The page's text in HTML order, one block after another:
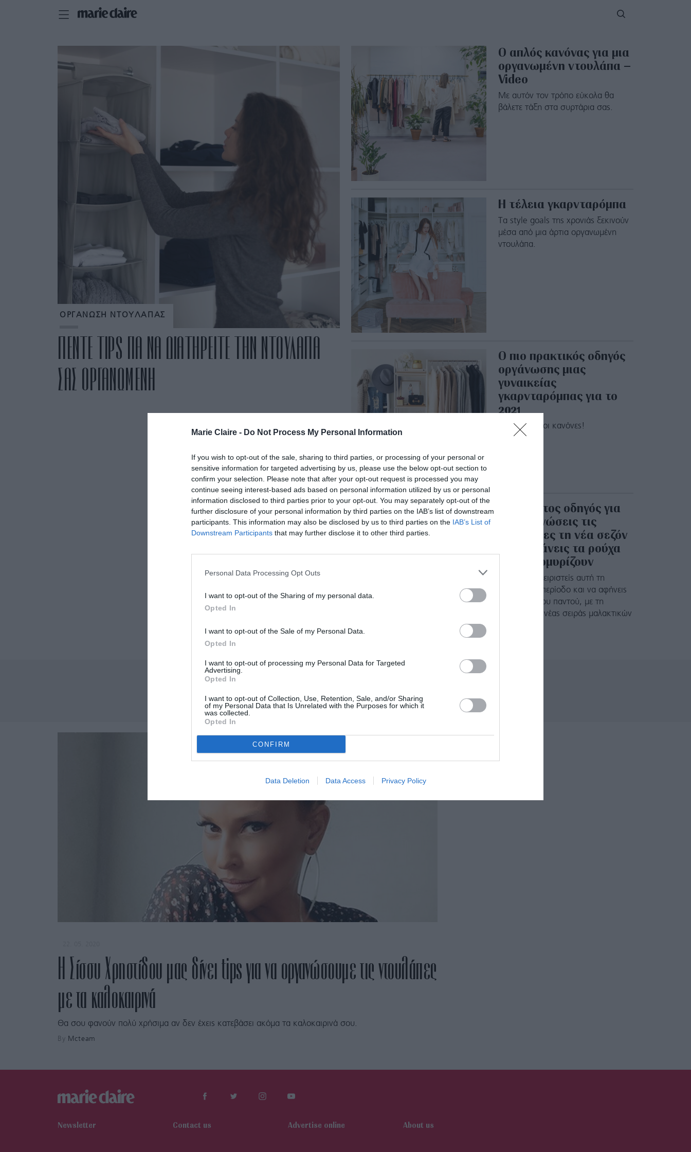
Marie Claire - Do Not Process My Personal Information
If you wish to opt-out of the sale, sharing to third parties, or processing of your personal or
sensitive information for targeted advertising by us, please use the below opt-out section to
confirm your selection. Please note that after your opt-out request is processed you may
continue seeing interest-based ads based on personal information utilized by us or personal
information disclosed to third parties prior to your opt-out. You may separately opt-out of the
further disclosure of your personal information by third parties on the IAB’s list of downstream
participants. This information may also be disclosed by us to third parties on the IAB’s List of
Downstream Participants that may further disclose it to other third parties.
Personal Data Processing Opt Outs
I want to opt-out of the Sharing of my personal data.
Opted In
I want to opt-out of the Sale of my Personal Data.
Opted In
I want to opt-out of processing my Personal Data for Targeted
Advertising.
Opted In
I want to opt-out of Collection, Use, Retention, Sale, and/or Sharing
of my Personal Data that Is Unrelated with the Purposes for which it
was collected.
Opted In
CONFIRM
Data Deletion Data Access Privacy Policy
ΟΡΓΑΝΩΣΗ ΝΤΟΥΛΑΠΑΣ
ΠΕΝΤΕ TIPS ΓΙΑ ΝΑ ΔΙΑΤΗΡΕΙΤΕ ΤΗΝ ΝΤΟΥΛΑΠΑ
ΣΑΣ ΟΡΓΑΝΩΜΕΝΗ
Ο απλός κανόνας για μια
οργανωμένη ντουλάπα –
Video
Με αυτόν τον τρόπο εύκολα θα
βάλετε τάξη στα συρτάρια σας.
Η τέλεια γκαρνταρόμπα
Τα style goals της χρονιάς ξεκινούν
μέσα από μια άρτια οργανωμένη
ντουλάπα.
Ο πιο πρακτικός οδηγός
οργάνωσης μιας
γυναικείας
γκαρνταρόμπας για το
2021
Νέο έτος, νέοι κανόνες!
Ο απόλυτος οδηγός για
να οργανώσεις τις
ντουλάπες τη νέα σεζόν
και να κάνεις τα ρούχα
να μοσχομυρίζουν
Πώς να διαχειριστείς αυτή τη
μεταβατική περίοδο και να αφήνεις
το άρωμα σου παντού, με τη
βοήθεια της νέας σειράς μαλακτικών
Η Σίσσυ Χρηστίδου μας δίνει tips για να οργανώσουμε τις ντουλάπες
με τα καλοκαιρινά
Θα σου φανούν πολύ χρήσιμα αν δεν έχεις κατεβάσει ακόμα τα καλοκαιρινά σου.
By Mcteam
Newsletter Contact us Αdvertise online About us